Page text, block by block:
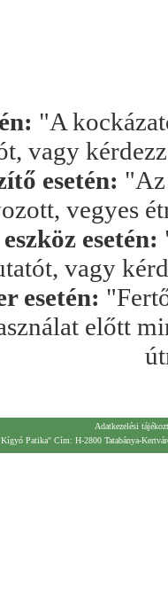
"A
vagy
esetén: "Az
vegyes
esetén:
vagy
esetén:
előtt
Adatkezelési
Patika" Cím: H-2800 Tatabánya-